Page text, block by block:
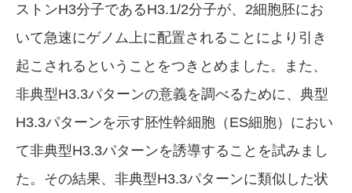
ストンH3分子であるH3.1/2分子が、2細胞胚にお
いて急速にゲノム上に配置されることにより引き
起こされるということをつきとめました。また、
非典型H3.3パターンの意義を調べるために、典型
H3.3パターンを示す胚性幹細胞（ES細胞）におい
て非典型H3.3パターンを誘導することを試みまし
た。その結果、非典型H3.3パターンに類似した状